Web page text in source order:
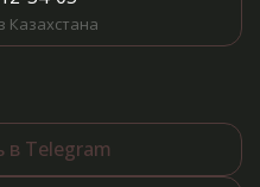
Казахстана
в Telegram